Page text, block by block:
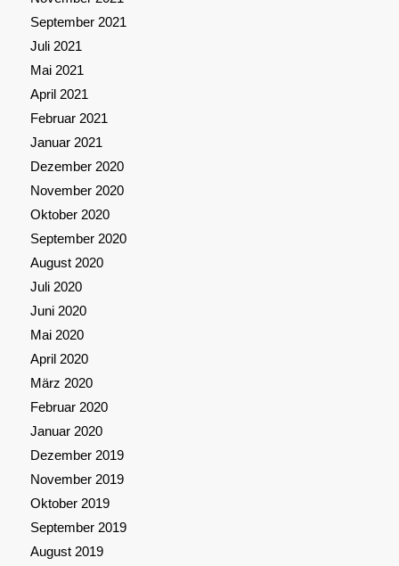
September 2021
Juli 2021
Mai 2021
April 2021
Februar 2021
Januar 2021
Dezember 2020
November 2020
Oktober 2020
September 2020
August 2020
Juli 2020
Juni 2020
Mai 2020
April 2020
März 2020
Februar 2020
Januar 2020
Dezember 2019
November 2019
Oktober 2019
September 2019
August 2019